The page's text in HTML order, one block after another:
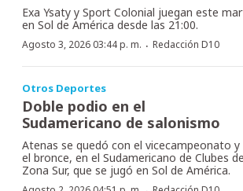
Exa Ysaty y Sport Colonial juegan este
en Sol de América desde las 21:00.
Agosto 3, 2026 03:44 p. m. · Redacción D10
Otros Deportes
Doble podio en el
Sudamericano de salonismo
Atenas se quedó con el vicecampeonato y
el bronce, en el Sudamericano de Clubes
Zona Sur, que se jugó en Sol de América.